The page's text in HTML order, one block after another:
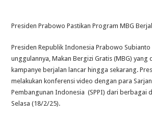
Presiden Prabowo Pastikan Program MBG
Presiden Republik Indonesia Prabowo
unggulannya, Makan Bergizi Gratis (MBG) yang
kampanye berjalan lancar hingga sekarang.
melakukan konferensi video dengan para
Pembangunan Indonesia (SPPI) dari berbagai
Selasa (18/2/25).